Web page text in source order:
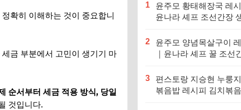
확히 이해하는 것이 중요합니
금 부분에서 고민이 생기기 마
순서부터 세금 적용 방식, 당일
것입니다.
1
윤주모 황태해장국 레
윤나라 셰프 조선간장
2
윤주모 양념목살구이
｜윤나라 셰프 꿀 조선
3
편스토랑 지승현 누룽
볶음밥 레시피 김치볶